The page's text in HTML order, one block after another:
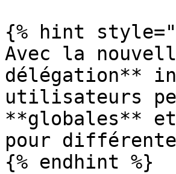
{% hint
Avec la
délégation**
utilisateurs
**globales**
pour
{% endhint %}